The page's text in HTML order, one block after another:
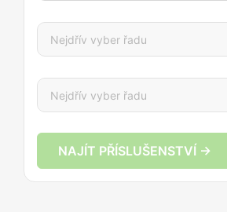
NAJÍT PŘÍSLUŠENSTVÍ →